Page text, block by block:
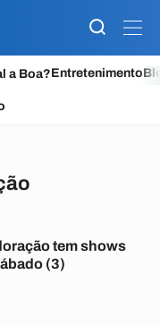
a Boa?Entretenimento
tem shows
(3)